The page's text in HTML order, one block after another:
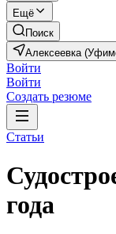
Ещё
Поиск
Алексеевка
Войти
Войти
Создать резюме
Статьи
года